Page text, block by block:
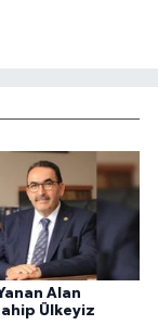
Alan
Ülkeyiz